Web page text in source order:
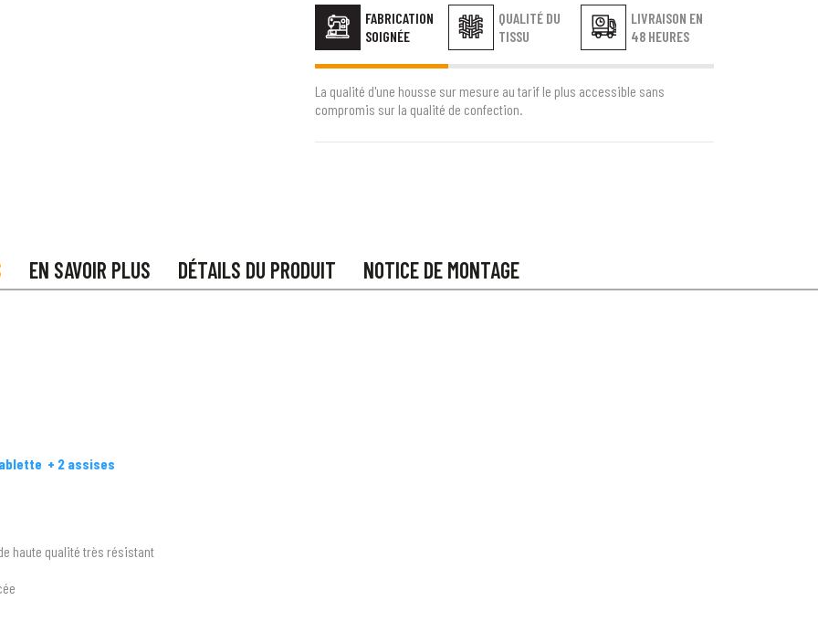
FABRICATION
SOIGNÉE
QUALITÉ DU
TISSU
LIVRAISON EN
48 HEURES
La qualité d'une housse sur mesure au tarif le plus accessible sans
compromis sur la qualité de confection.
EN SAVOIR PLUS DÉTAILS DU PRODUIT NOTICE DE MONTAGE
+ 2 assises
haute qualité très résistant